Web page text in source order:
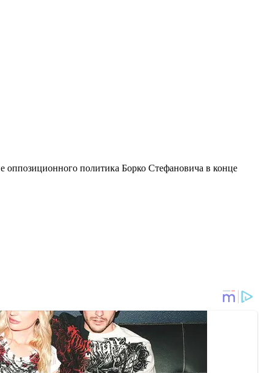
оппозиционного политика Борко Стефановича в конце